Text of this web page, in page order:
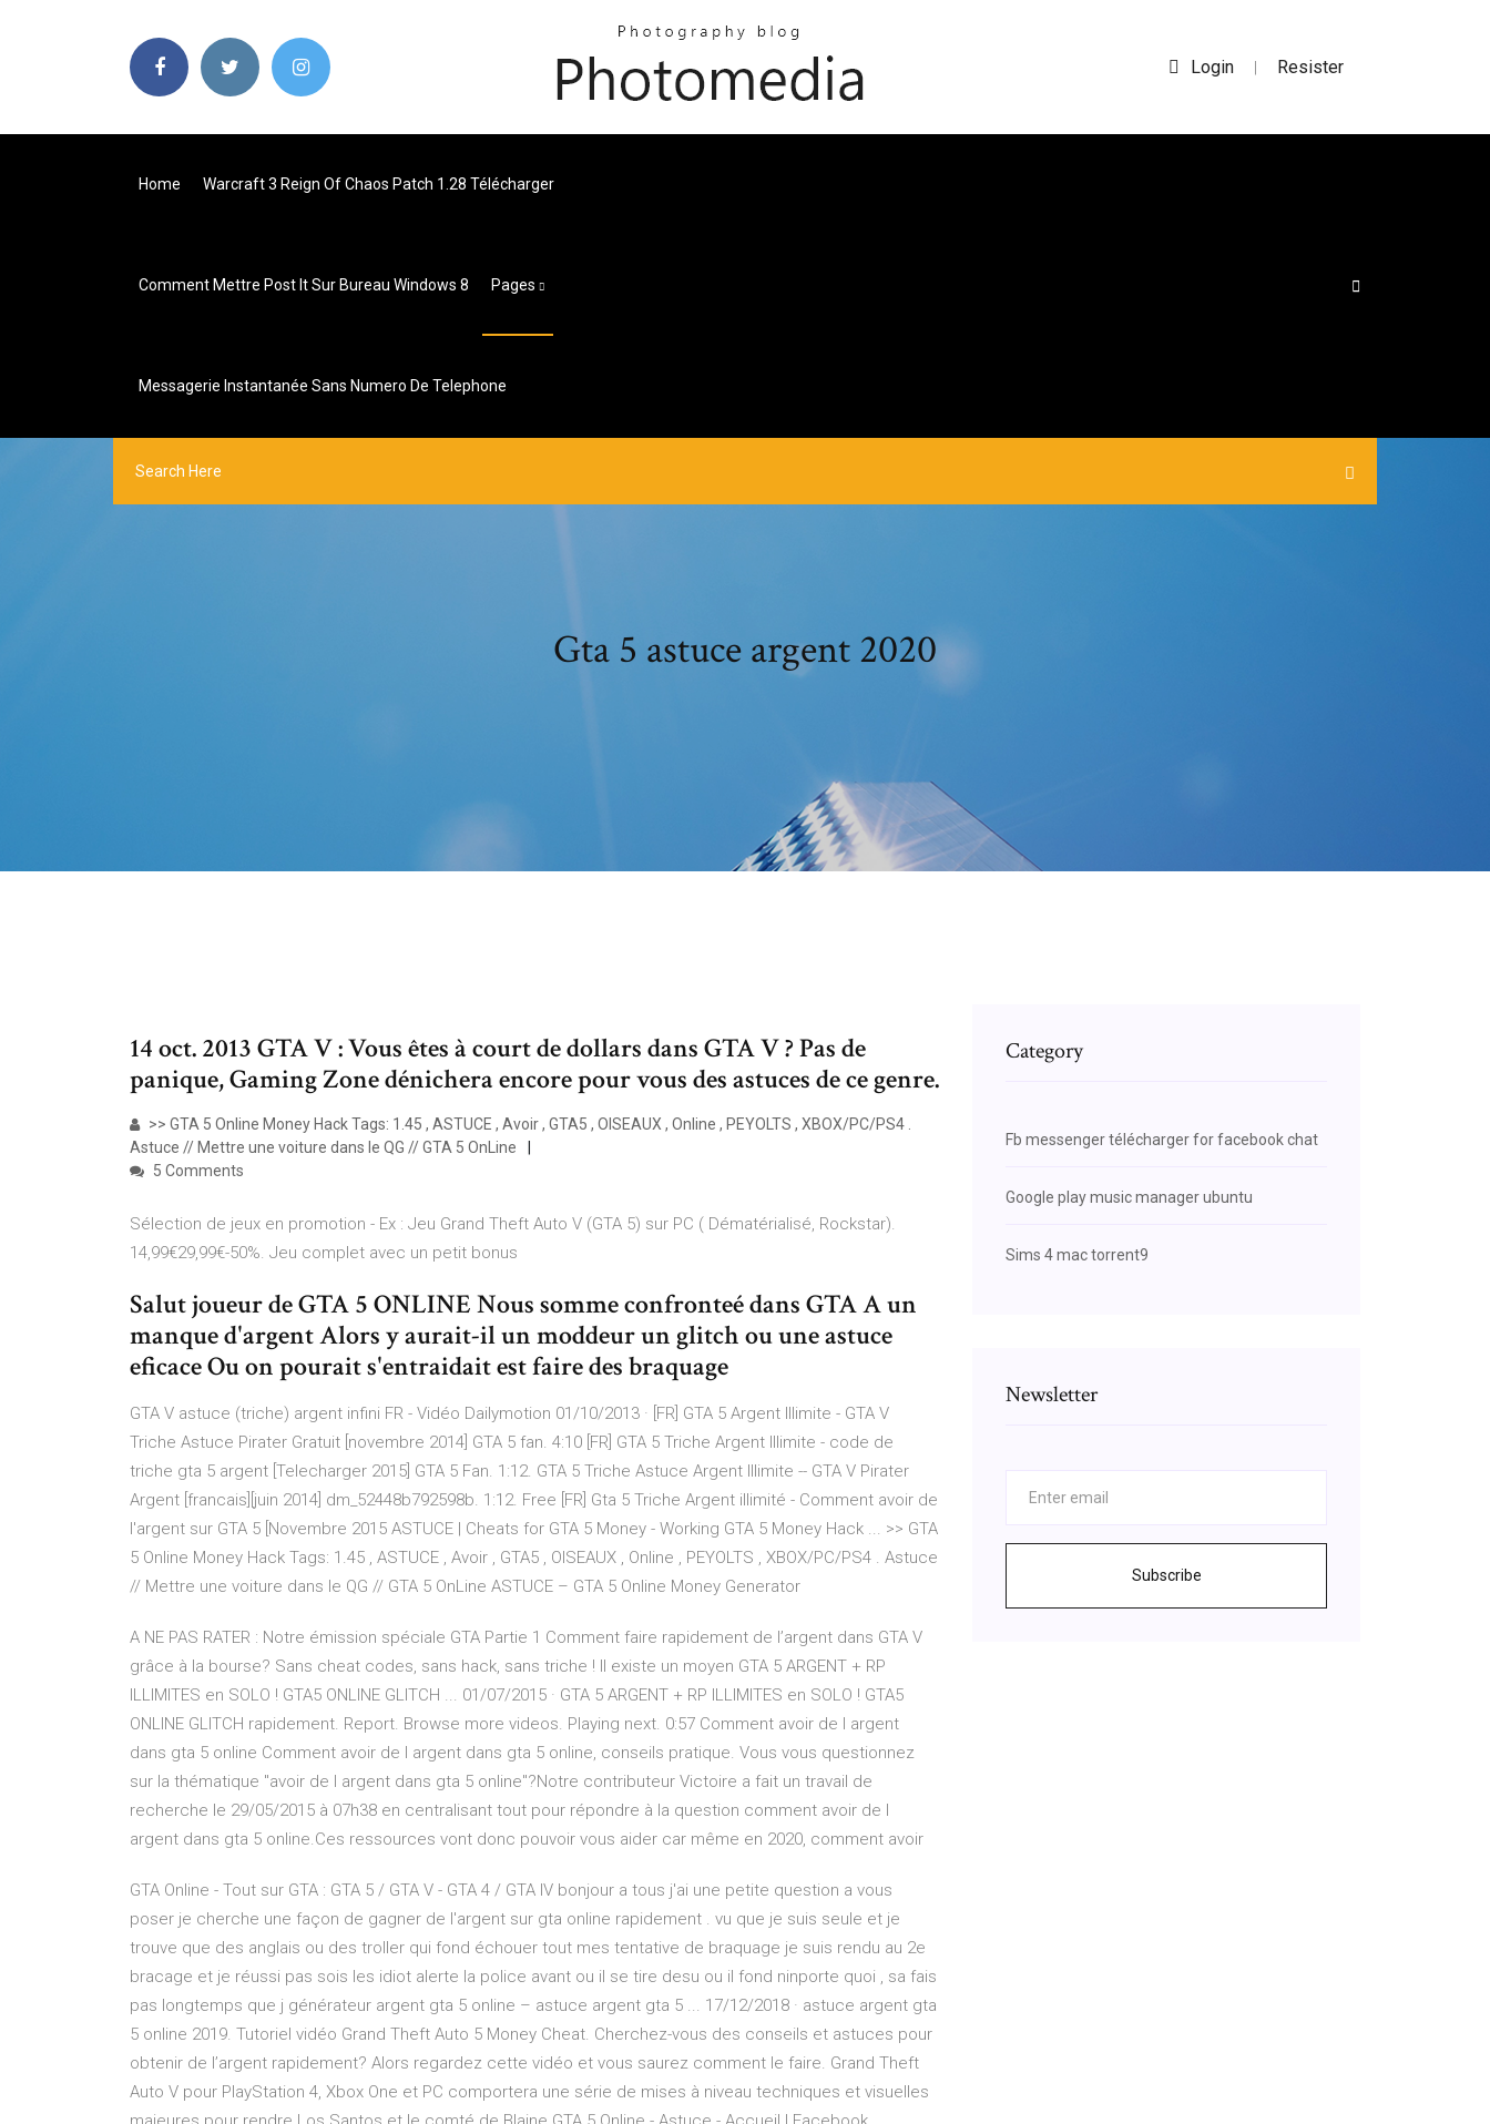
Login | Resister
Home Warcraft 3 Reign Of Chaos Patch 1.28 Télécharger
Comment Mettre Post It Sur Bureau Windows 8 Pages
Messagerie Instantanée Sans Numero De Telephone
Gta 5 astuce argent 2020
14 oct. 2013 GTA V : Vous êtes à court de dollars dans GTA V ? Pas de
panique, Gaming Zone dénichera encore pour vous des astuces de ce genre.
>> GTA 5 Online Money Hack Tags: 1.45 , ASTUCE , Avoir , GTA5 , OISEAUX , Online , PEYOLTS , XBOX/PC/PS4 .
Astuce // Mettre une voiture dans le QG // GTA 5 OnLine
5 Comments
Sélection de jeux en promotion - Ex : Jeu Grand Theft Auto V (GTA 5) sur PC ( Dématérialisé, Rockstar).
14,99€29,99€-50%. Jeu complet avec un petit bonus
Salut joueur de GTA 5 ONLINE Nous somme confronteé dans GTA A un
manque d'argent Alors y aurait-il un moddeur un glitch ou une astuce
eficace Ou on pourait s'entraidait est faire des braquage
GTA V astuce (triche) argent infini FR - Vidéo Dailymotion 01/10/2013 · [FR] GTA 5 Argent Illimite - GTA V
Triche Astuce Pirater Gratuit [novembre 2014] GTA 5 fan. 4:10 [FR] GTA 5 Triche Argent Illimite - code de
triche gta 5 argent [Telecharger 2015] GTA 5 Fan. 1:12. GTA 5 Triche Astuce Argent Illimite -- GTA V Pirater
Argent [francais][juin 2014] dm_52448b792598b. 1:12. Free [FR] Gta 5 Triche Argent illimité - Comment avoir de
l'argent sur GTA 5 [Novembre 2015 ASTUCE | Cheats for GTA 5 Money - Working GTA 5 Money Hack ... >> GTA
5 Online Money Hack Tags: 1.45 , ASTUCE , Avoir , GTA5 , OISEAUX , Online , PEYOLTS , XBOX/PC/PS4 . Astuce
// Mettre une voiture dans le QG // GTA 5 OnLine ASTUCE – GTA 5 Online Money Generator
A NE PAS RATER : Notre émission spéciale GTA Partie 1 Comment faire rapidement de l’argent dans GTA V
grâce à la bourse? Sans cheat codes, sans hack, sans triche ! Il existe un moyen GTA 5 ARGENT + RP
ILLIMITES en SOLO ! GTA5 ONLINE GLITCH ... 01/07/2015 · GTA 5 ARGENT + RP ILLIMITES en SOLO ! GTA5
ONLINE GLITCH rapidement. Report. Browse more videos. Playing next. 0:57 Comment avoir de l argent
dans gta 5 online Comment avoir de l argent dans gta 5 online, conseils pratique. Vous vous questionnez
sur la thématique "avoir de l argent dans gta 5 online"?Notre contributeur Victoire a fait un travail de
recherche le 29/05/2015 à 07h38 en centralisant tout pour répondre à la question comment avoir de l
argent dans gta 5 online.Ces ressources vont donc pouvoir vous aider car même en 2020, comment avoir
GTA Online - Tout sur GTA : GTA 5 / GTA V - GTA 4 / GTA IV bonjour a tous j'ai une petite question a vous
poser je cherche une façon de gagner de l'argent sur gta online rapidement . vu que je suis seule et je
trouve que des anglais ou des troller qui fond échouer tout mes tentative de braquage je suis rendu au 2e
bracage et je réussi pas sois les idiot alerte la police avant ou il se tire desu ou il fond ninporte quoi , sa fais
pas longtemps que j générateur argent gta 5 online – astuce argent gta 5 ... 17/12/2018 · astuce argent gta
5 online 2019. Tutoriel vidéo Grand Theft Auto 5 Money Cheat. Cherchez-vous des conseils et astuces pour
obtenir de l’argent rapidement? Alors regardez cette vidéo et vous saurez comment le faire. Grand Theft
Auto V pour PlayStation 4, Xbox One et PC comportera une série de mises à niveau techniques et visuelles
Category
Fb messenger télécharger for facebook chat
Google play music manager ubuntu
Sims 4 mac torrent9
Newsletter
Subscribe